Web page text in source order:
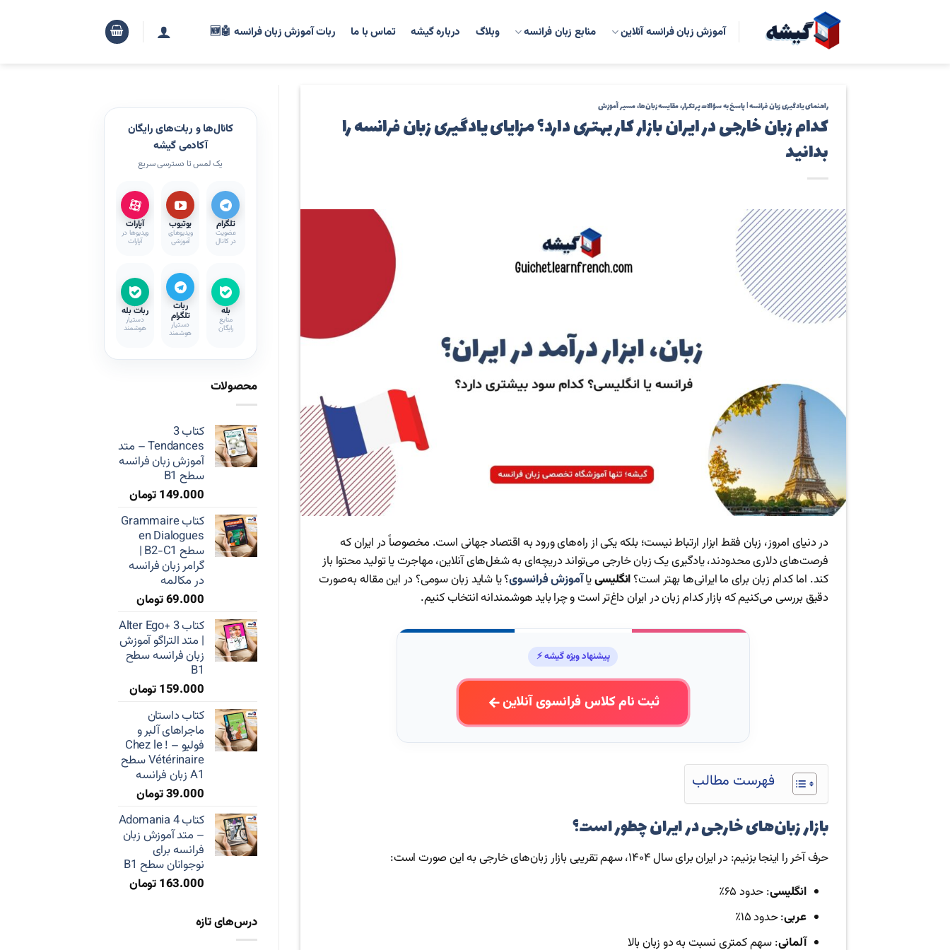
آموزش زبان فرانسه آنلاین منابع زبان فرانسه وبلاگ درباره گیشه تماس با ما ربات آموزش زبان فرانسه 🤖🆕
راهنمای یادگیری زبان فرانسه | پاسخ به سؤالات پرتکرار، مقایسه زبان‌ها، مسیر آموزش
کدام زبان خارجی در ایران بازار کار بهتری دارد؟ مزایای یادگیری زبان فرانسه را
بدانید
در دنیای امروز، زبان فقط ابزار ارتباط نیست؛ بلکه یکی از راه‌های ورود به اقتصاد جهانی است. مخصوصاً در ایران که
فرصت‌های دلاری محدودند، یادگیری یک زبان خارجی می‌تواند دریچه‌ای به شغل‌های آنلاین، مهاجرت یا تولید محتوا باز
کند. اما کدام زبان برای ما ایرانی‌ها بهتر است؟انگلیسییاآموزش فرانسوی؟ یا شاید زبان سومی؟ در این مقاله به‌صورت
دقیق بررسی می‌کنیم که بازار کدام زبان در ایران داغ‌تر است و چرا باید هوشمندانه انتخاب کنیم.
پیشنهاد ویژه گیشه ⚡
ثبت نام کلاس فرانسوی آنلاین
فهرست مطالب
بازار زبان‌های خارجی در ایران چطور است؟
حرف آخر را اینجا بزنیم: در ایران برای سال ۱۴۰۴، سهم تقریبی بازار زبان‌های خارجی به این صورت است:
انگلیسی: حدود ۶۵٪
عربی: حدود ۱۵٪
آلمانی: سهم کمتری نسبت به دو زبان بالا
کانال‌ها و ربات‌های رایگان
آکادمی گیشه
یک لمس تا دسترسی سریع
تلگرام
عضویت
در کانال
یوتیوب
ویدیوهای
آموزشی
آپارات
ویدیوها در
آپارات
بله
منابع
رایگان
ربات
تلگرام
دستیار
هوشمند
ربات بله
دستیار
هوشمند
محصولات
کتاب 3
Tendances – متد
آموزش زبان فرانسه
سطح B1
149.000تومان
کتاب Grammaire
en Dialogues
سطح B2-C1 |
گرامر زبان فرانسه
در مکالمه
69.000تومان
کتاب Alter Ego+ 3
| متد التراگو آموزش
زبان فرانسه سطح
B1
159.000تومان
کتاب داستان
ماجراهای آلبر و
فولیو – ! Chez le
Vétérinaire سطح
A1 زبان فرانسه
39.000تومان
کتاب Adomania 4
– متد آموزش زبان
فرانسه برای
نوجوانان سطح B1
163.000تومان
درس‌های تازه